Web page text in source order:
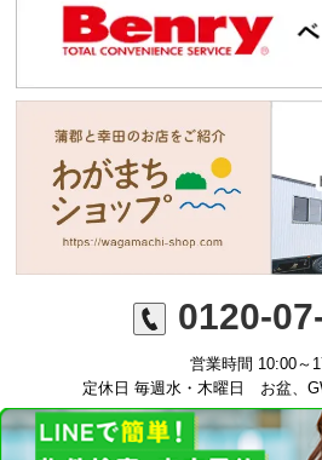
0120-
営業時間 10:00～
定休日 毎週水・木曜日 お盆、